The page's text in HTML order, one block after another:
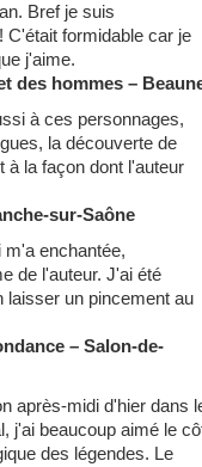
Bref je suis
formidable car je
j'aime.
des hommes –
à ces personnages,
la découverte de
à la façon dont l'auteur
sur-Saône
enchantée,
de l'auteur. J'ai été
laisser un pincement au
– Salon-de-
après-midi d'hier dans
j'ai beaucoup aimé le
des légendes. Le